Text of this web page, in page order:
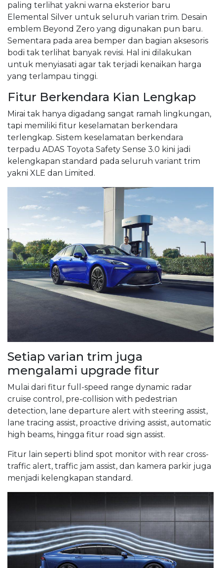
paling terlihat yakni warna eksterior baru
Elemental Silver untuk seluruh varian trim. Desain
emblem Beyond Zero yang digunakan pun baru.
Sementara pada area bemper dan bagian aksesoris
bodi tak terlihat banyak revisi. Hal ini dilakukan
untuk menyiasati agar tak terjadi kenaikan harga
yang terlampau tinggi.
Fitur Berkendara Kian Lengkap
Mirai tak hanya digadang sangat ramah lingkungan,
tapi memiliki fitur keselamatan berkendara
terlengkap. Sistem keselamatan berkendara
terpadu ADAS Toyota Safety Sense 3.0 kini jadi
kelengkapan standard pada seluruh variant trim
yakni XLE dan Limited.
Setiap varian trim juga
mengalami upgrade fitur
Mulai dari fitur full-speed range dynamic radar
cruise control, pre-collision with pedestrian
detection, lane departure alert with steering assist,
lane tracing assist, proactive driving assist, automatic
high beams, hingga fitur road sign assist.
Fitur lain seperti blind spot monitor with rear cross-
traffic alert, traffic jam assist, dan kamera parkir juga
menjadi kelengkapan standard.